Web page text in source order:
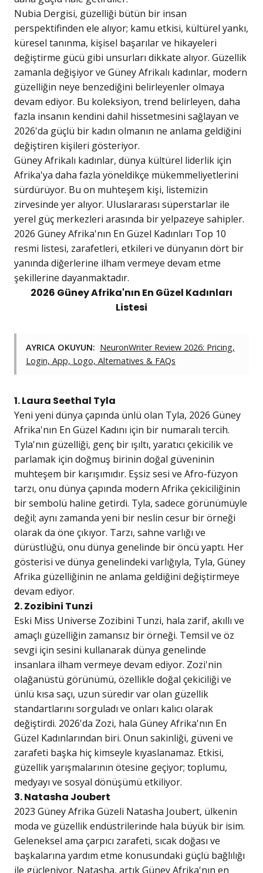
Nubia Dergisi, güzelliği bütün bir insan
perspektifinden ele alıyor; kamu etkisi, kültürel yankı,
küresel tanınma, kişisel başarılar ve hikayeleri
değiştirme gücü gibi unsurları dikkate alıyor. Güzellik
zamanla değişiyor ve Güney Afrikalı kadınlar, modern
güzelliğin neye benzediğini belirleyenler olmaya
devam ediyor. Bu koleksiyon, trend belirleyen, daha
fazla insanın kendini dahil hissetmesini sağlayan ve
2026'da güçlü bir kadın olmanın ne anlama geldiğini
değiştiren kişileri gösteriyor.
Güney Afrikalı kadınlar, dünya kültürel liderlik için
Afrika'ya daha fazla yöneldikçe mükemmeliyetlerini
sürdürüyor. Bu on muhteşem kişi, listemizin
zirvesinde yer alıyor. Uluslararası süperstarlar ile
yerel güç merkezleri arasında bir yelpazeye sahipler.
2026 Güney Afrika'nın En Güzel Kadınları Top 10
resmi listesi, zarafetleri, etkileri ve dünyanın dört bir
yanında diğerlerine ilham vermeye devam etme
şekillerine dayanmaktadır.
2026 Güney Afrika'nın En Güzel Kadınları
Listesi
AYRICA OKUYUN: NeuronWriter Review 2026: Pricing,
Login, App, Logo, Alternatives & FAQs
1. Laura Seethal Tyla
Yeni yeni dünya çapında ünlü olan Tyla, 2026 Güney
Afrika'nın En Güzel Kadını için bir numaralı tercih.
Tyla'nın güzelliği, genç bir ışıltı, yaratıcı çekicilik ve
parlamak için doğmuş birinin doğal güveninin
muhteşem bir karışımıdır. Eşsiz sesi ve Afro-füzyon
tarzı, onu dünya çapında modern Afrika çekiciliğinin
bir sembolü haline getirdi. Tyla, sadece görünümüyle
değil; aynı zamanda yeni bir neslin cesur bir örneği
olarak da öne çıkıyor. Tarzı, sahne varlığı ve
dürüstlüğü, onu dünya genelinde bir öncü yaptı. Her
gösterisi ve dünya genelindeki varlığıyla, Tyla, Güney
Afrika güzelliğinin ne anlama geldiğini değiştirmeye
devam ediyor.
2. Zozibini Tunzi
Eski Miss Universe Zozibini Tunzi, hala zarif, akıllı ve
amaçlı güzelliğin zamansız bir örneği. Temsil ve öz
sevgi için sesini kullanarak dünya genelinde
insanlara ilham vermeye devam ediyor. Zozi'nin
olağanüstü görünümü, özellikle doğal çekiciliği ve
ünlü kısa saçı, uzun süredir var olan güzellik
standartlarını sorguladı ve onları kalıcı olarak
değiştirdi. 2026'da Zozi, hala Güney Afrika'nın En
Güzel Kadınlarından biri. Onun sakinliği, güveni ve
zarafeti başka hiç kimseyle kıyaslanamaz. Etkisi,
güzellik yarışmalarının ötesine geçiyor; toplumu,
medyayı ve sosyal dönüşümü etkiliyor.
3. Natasha Joubert
2023 Güney Afrika Güzeli Natasha Joubert, ülkenin
moda ve güzellik endüstrilerinde hala büyük bir isim.
Geleneksel ama çarpıcı zarafeti, sıcak doğası ve
başkalarına yardım etme konusundaki güçlü bağlılığı
ile güçleniyor. Natasha, artık Güney Afrika'nın en